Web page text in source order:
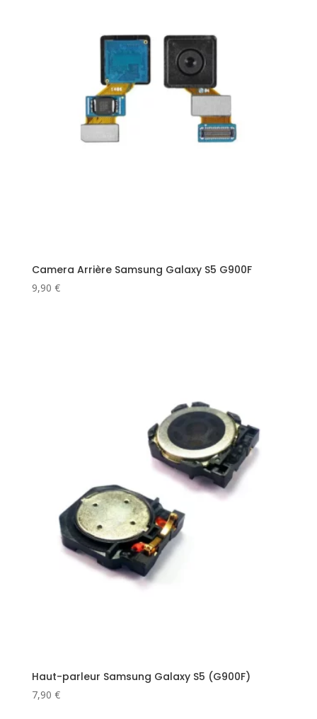
Camera Arrière Samsung Galaxy S5 G900F
9,90 €
Haut-parleur Samsung Galaxy S5 (G900F)
7,90 €